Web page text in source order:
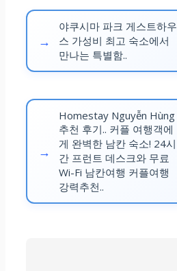
야쿠시마 파크 게스트하우
스 가성비 최고 숙소에서
만나는 특별함..
Homestay Nguyễn Hùng
추천 후기.. 커플 여행객에
게 완벽한 남칸 숙소! 24시
간 프런트 데스크와 무료
Wi-Fi 남칸여행 커플여행
강력추천..